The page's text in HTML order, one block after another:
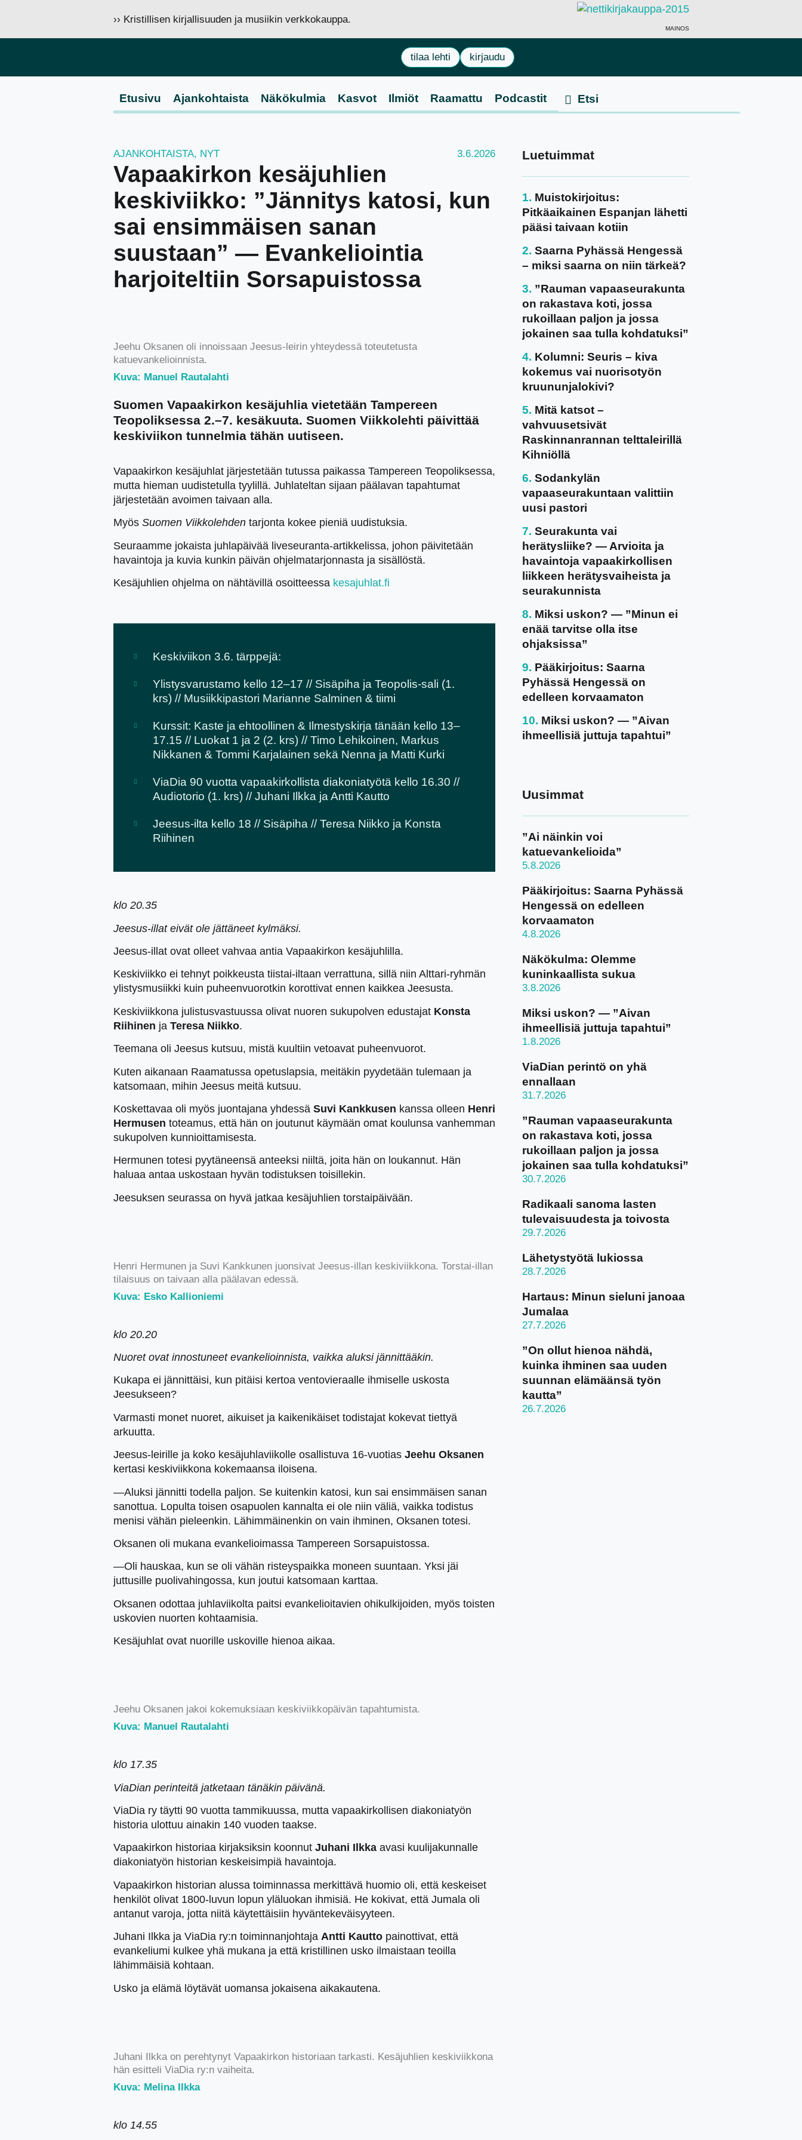
›› Kristillisen kirjallisuuden ja musiikin verkkokauppa.
MAINOS
tilaa lehti kirjaudu
Etusivu Ajankohtaista Näkökulmia Kasvot Ilmiöt Raamattu Podcastit
AJANKOHTAISTA, NYT 3.6.2026
Vapaakirkon kesäjuhlien
keskiviikko: ”Jännitys katosi, kun
sai ensimmäisen sanan
suustaan” — Evankeliointia
harjoiteltiin Sorsapuistossa
Jeehu Oksanen oli innoissaan Jeesus-leirin yhteydessä toteutetusta
katuevankelioinnista.
Kuva: Manuel Rautalahti
Suomen Vapaakirkon kesäjuhlia vietetään Tampereen
Teopoliksessa 2.–7. kesäkuuta. Suomen Viikkolehti päivittää
keskiviikon tunnelmia tähän uutiseen.
Vapaakirkon kesäjuhlat järjestetään tutussa paikassa Tampereen Teopoliksessa,
mutta hieman uudistetulla tyylillä. Juhlateltan sijaan päälavan tapahtumat
järjestetään avoimen taivaan alla.
Myös Suomen Viikkolehdentarjonta kokee pieniä uudistuksia.
Seuraamme jokaista juhlapäivää liveseuranta-artikkelissa, johon päivitetään
havaintoja ja kuvia kunkin päivän ohjelmatarjonnasta ja sisällöstä.
Kesäjuhlien ohjelma on nähtävillä osoitteessa kesajuhlat.fi
Keskiviikon 3.6. tärppejä:
Ylistysvarustamo kello 12–17 // Sisäpiha ja Teopolis-sali (1.
krs) // Musiikkipastori Marianne Salminen & tiimi
Kurssit: Kaste ja ehtoollinen & Ilmestyskirja tänään kello 13–
17.15 // Luokat 1 ja 2 (2. krs) // Timo Lehikoinen, Markus
Nikkanen & Tommi Karjalainen sekä Nenna ja Matti Kurki
ViaDia 90 vuotta vapaakirkollista diakoniatyötä kello 16.30 //
Audiotorio (1. krs) // Juhani Ilkka ja Antti Kautto
Jeesus-ilta kello 18 // Sisäpiha // Teresa Niikko ja Konsta
Riihinen
klo 20.35
Jeesus-illat eivät ole jättäneet kylmäksi.
Jeesus-illat ovat olleet vahvaa antia Vapaakirkon kesäjuhlilla.
Keskiviikko ei tehnyt poikkeusta tiistai-iltaan verrattuna, sillä niin Alttari-ryhmän
ylistysmusiikki kuin puheenvuorotkin korottivat ennen kaikkea Jeesusta.
Keskiviikkona julistusvastuussa olivat nuoren sukupolven edustajat Konsta
Riihinen ja Teresa Niikko.
Teemana oli Jeesus kutsuu, mistä kuultiin vetoavat puheenvuorot.
Kuten aikanaan Raamatussa opetuslapsia, meitäkin pyydetään tulemaan ja
katsomaan, mihin Jeesus meitä kutsuu.
Koskettavaa oli myös juontajana yhdessä Suvi Kankkusen kanssa olleen Henri
Hermusen toteamus, että hän on joutunut käymään omat koulunsa vanhemman
sukupolven kunnioittamisesta.
Hermunen totesi pyytäneensä anteeksi niiltä, joita hän on loukannut. Hän
haluaa antaa uskostaan hyvän todistuksen toisillekin.
Jeesuksen seurassa on hyvä jatkaa kesäjuhlien torstaipäivään.
Henri Hermunen ja Suvi Kankkunen juonsivat Jeesus-illan keskiviikkona. Torstai-illan
tilaisuus on taivaan alla päälavan edessä.
Kuva: Esko Kallioniemi
klo 20.20
Nuoret ovat innostuneet evankelioinnista, vaikka aluksi jännittääkin.
Kukapa ei jännittäisi, kun pitäisi kertoa ventovieraalle ihmiselle uskosta
Jeesukseen?
Varmasti monet nuoret, aikuiset ja kaikenikäiset todistajat kokevat tiettyä
arkuutta.
Jeesus-leirille ja koko kesäjuhlaviikolle osallistuva 16-vuotias Jeehu Oksanen
kertasi keskiviikkona kokemaansa iloisena.
—Aluksi jännitti todella paljon. Se kuitenkin katosi, kun sai ensimmäisen sanan
sanottua. Lopulta toisen osapuolen kannalta ei ole niin väliä, vaikka todistus
menisi vähän pieleenkin. Lähimmäinenkin on vain ihminen, Oksanen totesi.
Oksanen oli mukana evankelioimassa Tampereen Sorsapuistossa.
—Oli hauskaa, kun se oli vähän risteyspaikka moneen suuntaan. Yksi jäi
juttusille puolivahingossa, kun joutui katsomaan karttaa.
Oksanen odottaa juhlaviikolta paitsi evankelioitavien ohikulkijoiden, myös toisten
uskovien nuorten kohtaamisia.
Kesäjuhlat ovat nuorille uskoville hienoa aikaa.
Jeehu Oksanen jakoi kokemuksiaan keskiviikkopäivän tapahtumista.
Kuva: Manuel Rautalahti
klo 17.35
ViaDian perinteitä jatketaan tänäkin päivänä.
ViaDia ry täytti 90 vuotta tammikuussa, mutta vapaakirkollisen diakoniatyön
historia ulottuu ainakin 140 vuoden taakse.
Vapaakirkon historiaa kirjaksiksin koonnut Juhani Ilkkaavasi kuulijakunnalle
diakoniatyön historian keskeisimpiä havaintoja.
Vapaakirkon historian alussa toiminnassa merkittävä huomio oli, että keskeiset
henkilöt olivat 1800-luvun lopun yläluokan ihmisiä. He kokivat, että Jumala oli
antanut varoja, jotta niitä käytettäisiin hyväntekeväisyyteen.
Juhani Ilkka ja ViaDia ry:n toiminnanjohtaja Antti Kauttopainottivat, että
evankeliumi kulkee yhä mukana ja että kristillinen usko ilmaistaan teoilla
lähimmäisiä kohtaan.
Usko ja elämä löytävät uomansa jokaisena aikakautena.
Juhani Ilkka on perehtynyt Vapaakirkon historiaan tarkasti. Kesäjuhlien keskiviikkona
hän esitteli ViaDia ry:n vaiheita.
Kuva: Melina Ilkka
klo 14.55
Luetuimmat
Muistokirjoitus:
Pitkäaikainen Espanjan lähetti
pääsi taivaan kotiin
Saarna Pyhässä Hengessä
– miksi saarna on niin tärkeä?
”Rauman vapaaseurakunta
on rakastava koti, jossa
rukoillaan paljon ja jossa
jokainen saa tulla kohdatuksi”
Kolumni: Seuris – kiva
kokemus vai nuorisotyön
kruununjalokivi?
Mitä katsot –
vahvuusetsivät
Raskinnanrannan telttaleirillä
Kihniöllä
Sodankylän
vapaaseurakuntaan valittiin
uusi pastori
Seurakunta vai
herätysliike? — Arvioita ja
havaintoja vapaakirkollisen
liikkeen herätysvaiheista ja
seurakunnista
Miksi uskon? — ”Minun ei
enää tarvitse olla itse
ohjaksissa”
Pääkirjoitus: Saarna
Pyhässä Hengessä on
edelleen korvaamaton
Miksi uskon? — ”Aivan
ihmeellisiä juttuja tapahtui”
Uusimmat
”Ai näinkin voi
katuevankelioida”
5.8.2026
Pääkirjoitus: Saarna Pyhässä
Hengessä on edelleen
korvaamaton
4.8.2026
Näkökulma: Olemme
kuninkaallista sukua
3.8.2026
Miksi uskon? — ”Aivan
ihmeellisiä juttuja tapahtui”
1.8.2026
ViaDian perintö on yhä
ennallaan
31.7.2026
”Rauman vapaaseurakunta
on rakastava koti, jossa
rukoillaan paljon ja jossa
jokainen saa tulla kohdatuksi”
30.7.2026
Radikaali sanoma lasten
tulevaisuudesta ja toivosta
29.7.2026
Lähetystyötä lukiossa
28.7.2026
Hartaus: Minun sieluni janoaa
Jumalaa
27.7.2026
”On ollut hienoa nähdä,
kuinka ihminen saa uuden
suunnan elämäänsä työn
kautta”
26.7.2026